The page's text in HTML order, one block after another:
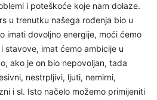
i poteškoće koje nam dolaze.
u trenutku našega rođenja bio u
imati dovoljno energije, moći ćemo
stavove, imat ćemo ambicije u
ako je on bio nepovoljan, tada
nestrpljivi, ljuti, nemirni,
i sl. Isto načelo možemo primijeniti